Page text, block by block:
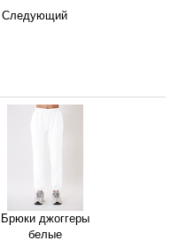
Следующий
Брюки джоггеры
белые